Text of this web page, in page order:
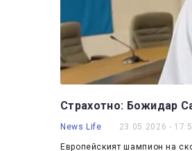
Страхотно: Божидар
News Life 23.05.2026 -
Европейският шампион на